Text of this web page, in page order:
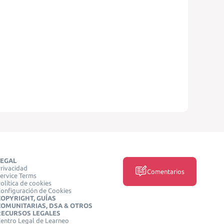
Terms
de cookies
de Cookies
GUÍAS
DSA & OTROS
LEGALES
Legal de Learneo
Comentarios